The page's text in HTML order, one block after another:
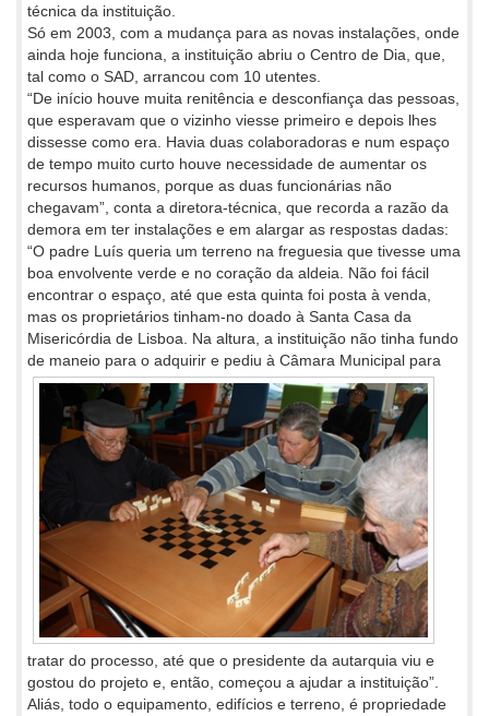
técnica da instituição.
Só em 2003, com a mudança para as novas instalações, onde
ainda hoje funciona, a instituição abriu o Centro de Dia, que,
tal como o SAD, arrancou com 10 utentes.
“De início houve muita renitência e desconfiança das pessoas,
que esperavam que o vizinho viesse primeiro e depois lhes
dissesse como era. Havia duas colaboradoras e num espaço
de tempo muito curto houve necessidade de aumentar os
recursos humanos, porque as duas funcionárias não
chegavam”, conta a diretora-técnica, que recorda a razão da
demora em ter instalações e em alargar as respostas dadas:
“O padre Luís queria um terreno na freguesia que tivesse uma
boa envolvente verde e no coração da aldeia. Não foi fácil
encontrar o espaço, até que esta quinta foi posta à venda,
mas os proprietários tinham-no doado à Santa Casa da
Misericórdia de Lisboa. Na altura, a instituição não tinha fundo
de maneio para o adquirir e pediu à Câmara Municipal para
tratar do processo, até que o presidente da autarquia viu e
gostou do projeto e, então, começou a ajudar a instituição”.
Aliás, todo o equipamento, edifícios e terreno, é propriedade